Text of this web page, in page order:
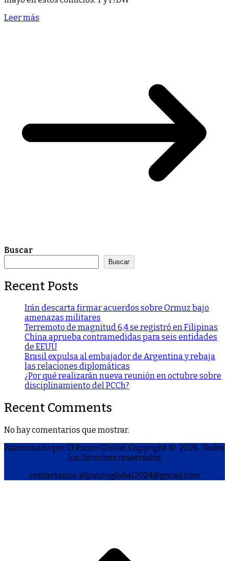
Leer más
Buscar
Buscar
Recent Posts
Irán descarta firmar acuerdos sobre Ormuz bajo
amenazas militares
Terremoto de magnitud 6,4 se registró en Filipinas
China aprueba contramedidas para seis entidades
de EEUU
Brasil expulsa al embajador de Argentina y rebaja
las relaciones diplomáticas
¿Por qué realizarán nueva reunión en octubre sobre
disciplinamiento del PCCh?
Recent Comments
No hay comentarios que mostrar.
Patrocinado por El Punto Global. Copyright © 2026 . Todos
los derechos reservados
contactanos: elpuntoglobal2024@gmail.com